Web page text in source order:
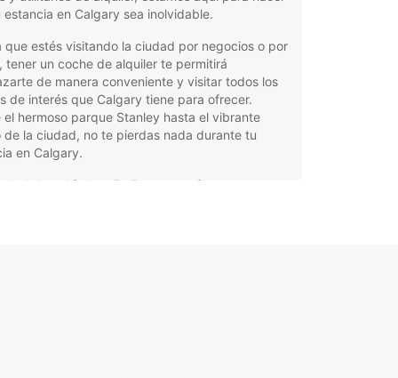
estancia en Calgary sea inolvidable.
que estés visitando la ciudad por negocios o por
tener un coche de alquiler te permitirá
de manera conveniente y visitar todos los
de interés que Calgary tiene para ofrecer.
el hermoso parque Stanley hasta el vibrante
de la ciudad, no te pierdas nada durante tu
en Calgary.
de vehículos: En Europcar, ofrecemos una